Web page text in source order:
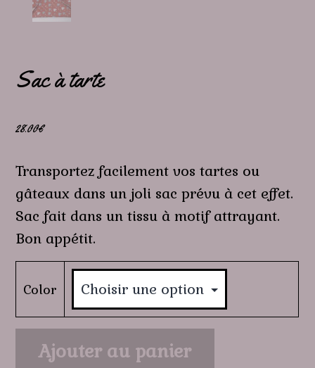
Sac à tarte
28.00€
Transportez facilement vos tartes ou
gâteaux dans un joli sac prévu à cet effet.
Sac fait dans un tissu à motif attrayant.
Bon appétit.
Color
Ajouter au panier